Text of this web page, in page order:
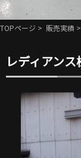
TOPページ > 販売実績
レディアンス